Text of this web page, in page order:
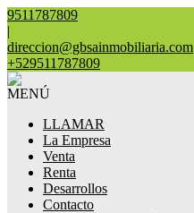
9511787809
|
direccion@gbsainmobiliaria.com
+529511787809
MENÚ
LLAMAR
La Empresa
Venta
Renta
Desarrollos
Contacto